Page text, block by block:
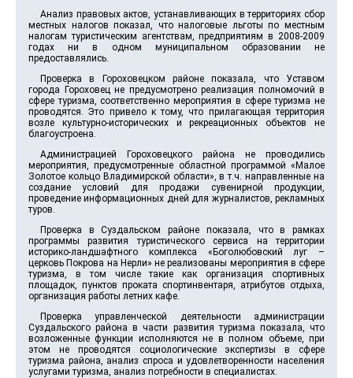
Анализ правовых актов, устанавливающих в территориях сбор
местных налогов показал, что налоговые льготы по местным
налогам туристическим агентствам, предприятиям в 2008-2009
годах ни в одном муниципальном образовании не
предоставлялись.
Проверка в Гороховецком районе показала, что Уставом
города Гороховец не предусмотрено реализация полномочий в
сфере туризма, соответственно мероприятия в сфере туризма не
проводятся. Это привело к тому, что прилагающая территория
возле культурно-исторических и рекреационных объектов не
благоустроена.
Администрацией Гороховецкого района не проводились
мероприятия, предусмотренные областной программой «Малое
Золотое кольцо Владимирской области», в т.ч. направленные на
создание условий для продажи сувенирной продукции,
проведение информационных дней для журналистов, рекламных
туров.
Проверка в Суздальском районе показала, что в рамках
программы развития туристического сервиса на территории
историко-ландшафтного комплекса «Боголюбовский луг –
церковь Покрова на Нерли» не реализованы мероприятия в сфере
туризма, в том числе такие как организация спортивных
площадок, пунктов проката спортинвентаря, атрибутов отдыха,
организация работы летних кафе.
Проверка управленческой деятельности администрации
Суздальского района в части развития туризма показала, что
возложенные функции исполняются не в полном объеме, при
этом не проводятся социологические экспертизы в сфере
туризма района, анализ спроса и удовлетворенности населения
услугами туризма, анализ потребности в специалистах.